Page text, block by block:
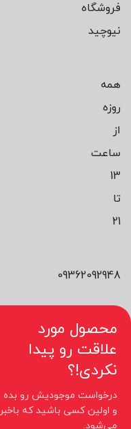
فروشگاه
نیوچید
همه
روزه
از
ساعت
13
تا
21
09362092948
محصول مورد
علاقت رو پیدا
نکردی!؟
درخواست موجودیش رو بده
و اولین کسی باشید که باخبر
می‌شود.